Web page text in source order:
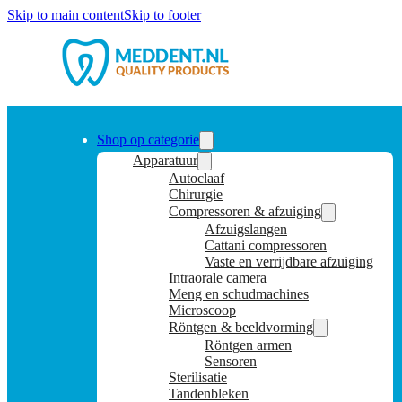
Skip to main contentSkip to footer
Shop op categorie
Apparatuur
Autoclaaf
Chirurgie
Compressoren & afzuiging
Afzuigslangen
Cattani compressoren
Vaste en verrijdbare afzuiging
Intraorale camera
Meng en schudmachines
Microscoop
Röntgen & beeldvorming
Röntgen armen
Sensoren
Sterilisatie
Tandenbleken